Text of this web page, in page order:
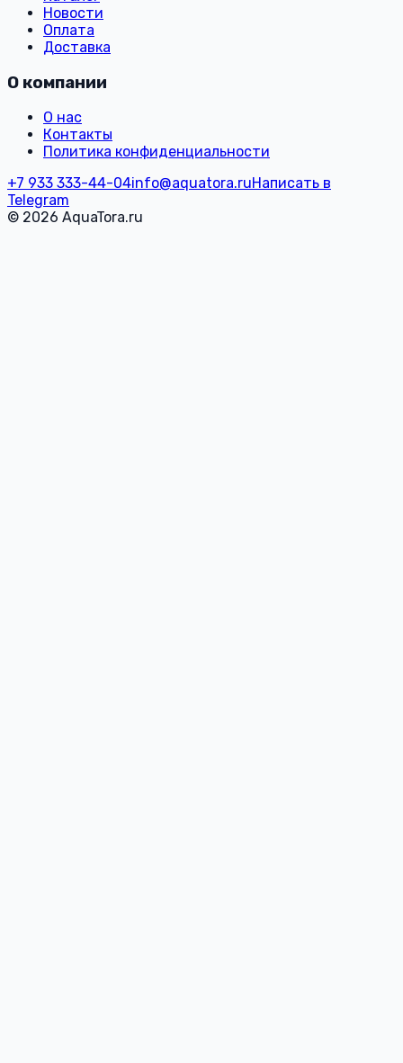
Новости
Оплата
Доставка
О компании
О нас
Контакты
Политика конфиденциальности
+7 933 333-44-04info@aquatora.ruНаписать в
Telegram
© 2026 AquaTora.ru